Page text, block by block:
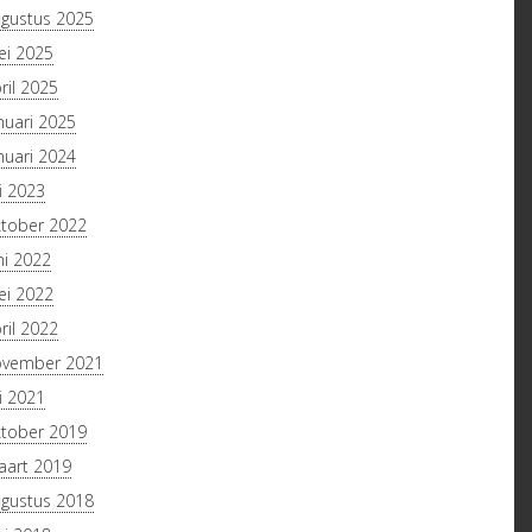
2025
2025
2025
2025
2024
2023
2022
2022
2022
2022
2021
2021
2019
2019
2018